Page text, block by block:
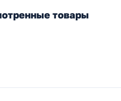
товары